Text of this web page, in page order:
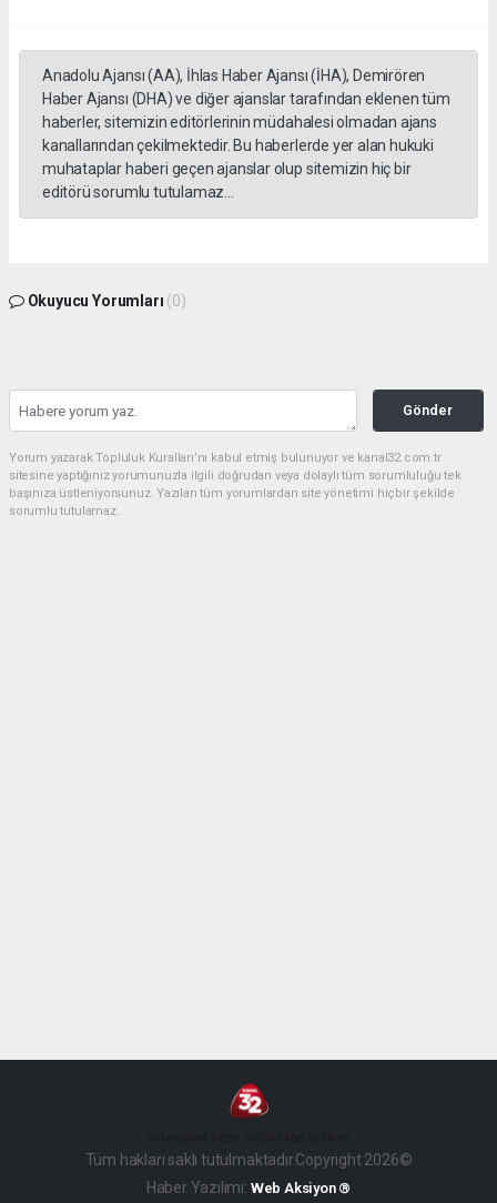
Anadolu Ajansı (AA), İhlas Haber Ajansı (İHA), Demirören
Haber Ajansı (DHA) ve diğer ajanslar tarafından eklenen tüm
haberler, sitemizin editörlerinin müdahalesi olmadan ajans
kanallarından çekilmektedir. Bu haberlerde yer alan hukuki
muhataplar haberi geçen ajanslar olup sitemizin hiç bir
editörü sorumlu tutulamaz...
Okuyucu Yorumları (0)
Gönder
Yorum yazarak Topluluk Kuralları’nı kabul etmiş bulunuyor ve kanal32.com.tr
sitesine yaptığınız yorumunuzla ilgili doğrudan veya dolaylı tüm sorumluluğu tek
başınıza üstleniyorsunuz. Yazılan tüm yorumlardan site yönetimi hiçbir şekilde
sorumlu tutulamaz.
Tüm hakları saklı tutulmaktadır.Copyright 2026©
Haber Yazılımı: Web Aksiyon ®